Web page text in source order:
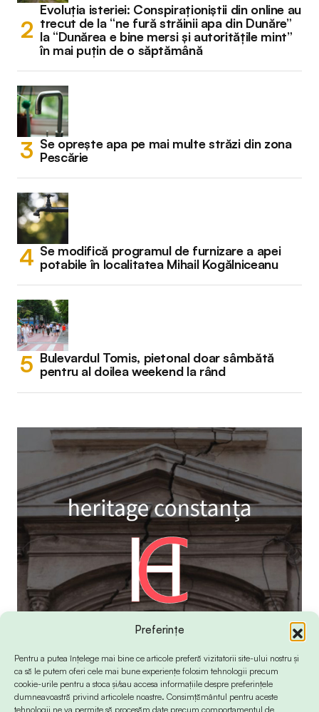
Preferințe
Pentru a putea înțelege mai bine ce articole preferă vizitatorii site-ului nostru și
ca să le putem oferi cele mai bune experiențe folosim tehnologii precum
cookie-urile pentru a stoca și/sau accesa informațiile despre preferințele
dumneavoastră privind articolele noastre. Consimțământul pentru aceste
tehnologii ne va permite să procesăm date precum comportamentul de
Evoluția isteriei: Conspiraționiștii din online au
trecut de la “ne fură străinii apa din Dunăre”
la “Dunărea e bine mersi și autoritățile mint”
în mai puțin de o săptămână
Se oprește apa pe mai multe străzi din zona
Pescărie
Se modifică programul de furnizare a apei
potabile în localitatea Mihail Kogălniceanu
Bulevardul Tomis, pietonal doar sâmbătă
pentru al doilea weekend la rând